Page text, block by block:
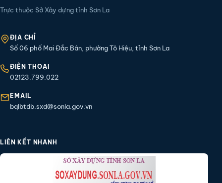
Trực thuộc Sở Xây dựng tỉnh Sơn La
ĐỊA CHỈ
Số 06 phố Mai Đắc Bân, phường Tô Hiệu, tỉnh Sơn La
ĐIỆN THOẠI
02123.799.022
EMAIL
bqlbtdb.sxd@sonla.gov.vn
LIÊN KẾT NHANH